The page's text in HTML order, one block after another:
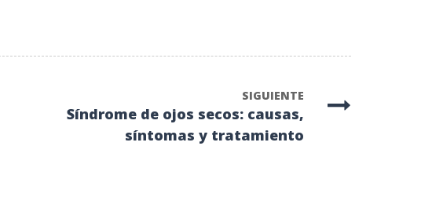
SIGUIENTE
Síndrome de ojos secos: causas,
síntomas y tratamiento